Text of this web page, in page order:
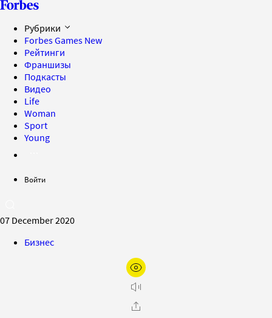
Рубрики
Forbes Games New
Рейтинги
Франшизы
Подкасты
Видео
Life
Woman
Sport
Young
Войти
07 December 2020
Бизнес